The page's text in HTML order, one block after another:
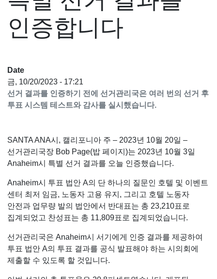
인증합니다
Date
금, 10/20/2023 - 17:21
선거 결과를 인증하기 전에 선거관리국은 여러 번의 선거 후
투표 시스템 테스트와 감사를 실시했습니다.
SANTA ANA시, 캘리포니아 주 – 2023년 10월 20일 –
선거관리국장 Bob Page(밥 페이지)는 2023년 10월 3일
Anaheim시 특별 선거 결과를 오늘 인증했습니다.
Anaheim시 투표 법안 A의 단 하나의 질문인 호텔 및 이벤트
센터 최저 임금, 노동자 고용 유지, 그리고 호텔 노동자
안전과 업무량 발의 법안에서 반대표는 총 23,210표로
집계되었고 찬성표는 총 11,809표로 집계되었습니다.
선거관리국은 Anaheim시 서기에게 인증 결과를 제공하여
투표 법안 A의 투표 결과를 공식 발표해야 하는 시의회에
제출할 수 있도록 할 것입니다.